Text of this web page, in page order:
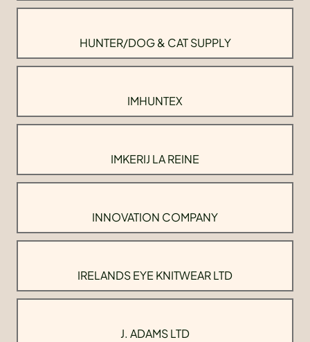
HUNTER/DOG & CAT SUPPLY
IMHUNTEX
IMKERIJ LA REINE
INNOVATION COMPANY
IRELANDS EYE KNITWEAR LTD
J. ADAMS LTD